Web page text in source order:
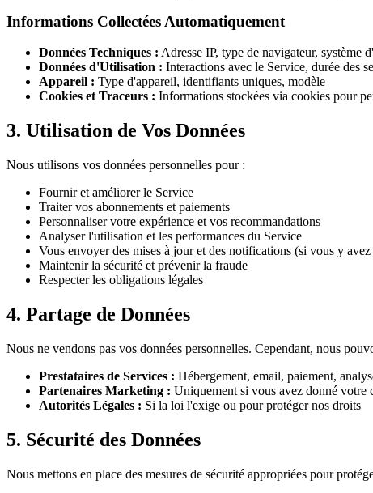
Informations Collectées Automatiquement
Données Techniques : Adresse IP, type de navigateur, système
Données d'Utilisation : Interactions avec le Service, durée des
Appareil : Type d'appareil, identifiants uniques, modèle
Cookies et Traceurs : Informations stockées via cookies pour
3. Utilisation de Vos Données
Nous utilisons vos données personnelles pour :
Fournir et améliorer le Service
Traiter vos abonnements et paiements
Personnaliser votre expérience et vos recommandations
Analyser l'utilisation et les performances du Service
Vous envoyer des mises à jour et des notifications (si vous y
Maintenir la sécurité et prévenir la fraude
Respecter les obligations légales
4. Partage de Données
Nous ne vendons pas vos données personnelles. Cependant, nous
Prestataires de Services : Hébergement, email, paiement,
Partenaires Marketing : Uniquement si vous avez donné votre
Autorités Légales : Si la loi l'exige ou pour protéger nos droits
5. Sécurité des Données
Nous mettons en place des mesures de sécurité appropriées pour